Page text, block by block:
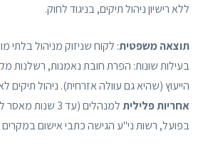
ללא רישיון ניהול תיקים, בניגוד לחוק.
תוצאה משפטית: לקוח שניזוק מניהול בלתי
בעילות שונות: הפרת חובת נאמנות, רשלנות
הייעוץ (שהיא גם עוולה אזרחית). ניהול תיקים
אחריות פלילית
למנהלים (עד 3
בפועל, רשות ני"ע הגישה כתבי אישום במקרים